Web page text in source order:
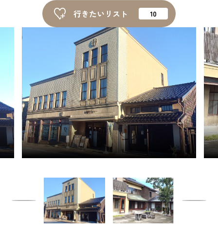
行きたいリスト
はじめての高岡
地元ライター記事
お得で便利なサービス
観光ガイド
レンタサイクル